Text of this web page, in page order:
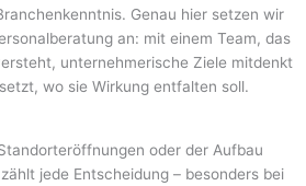
Genau hier setzen wir
an: mit einem Team, das
unternehmerische Ziele mitdenkt
wo sie Wirkung entfalten soll.
oder der Aufbau
jede Entscheidung – besonders bei